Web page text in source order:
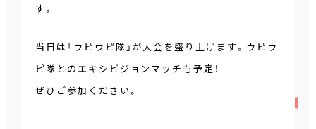
す。
当日は「ウピウピ隊」が大会を盛り上げます。ウピウ
ピ隊とのエキシビジョンマッチも予定！
ぜひご参加ください。